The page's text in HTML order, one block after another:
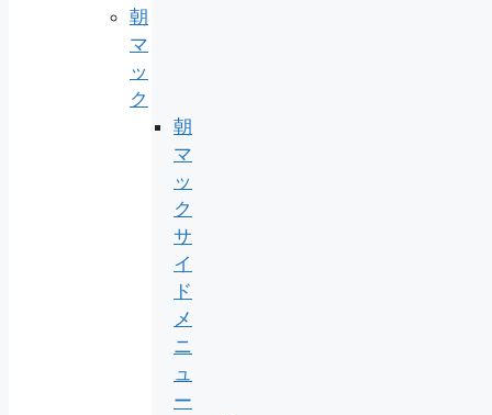
朝
マ
ッ
ク
朝
マ
ッ
ク
サ
イ
ド
メ
ニ
ュ
ー